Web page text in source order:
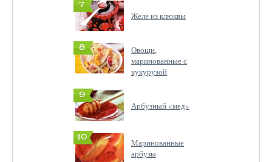
7
Желе из клюквы
8
Овощи,
маринованные с
кукурузой
9
Арбузный «мед»
10
Маринованные
арбузы